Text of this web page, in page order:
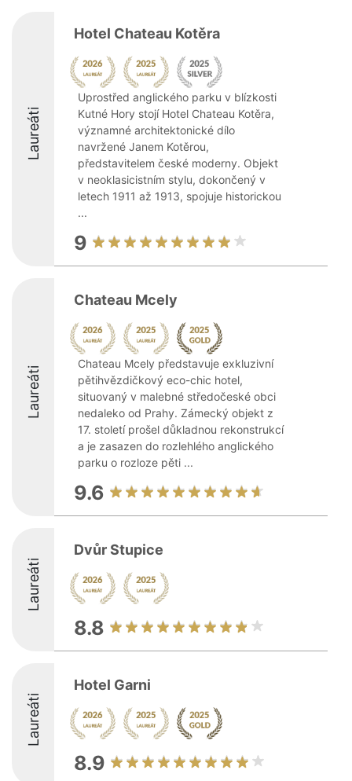
Laureáti
Hotel Chateau Kotěra
Uprostřed anglického parku v blízkosti
Kutné Hory stojí Hotel Chateau Kotěra,
významné architektonické dílo
navržené Janem Kotěrou,
představitelem české moderny. Objekt
v neoklasicistním stylu, dokončený v
letech 1911 až 1913, spojuje historickou
...
9
Laureáti
Chateau Mcely
Chateau Mcely představuje exkluzivní
pětihvězdičkový eco-chic hotel,
situovaný v malebné středočeské obci
nedaleko od Prahy. Zámecký objekt z
17. století prošel důkladnou rekonstrukcí
a je zasazen do rozlehlého anglického
parku o rozloze pěti ...
9.6
Laureáti
Dvůr Stupice
8.8
Laureáti
Hotel Garni
8.9